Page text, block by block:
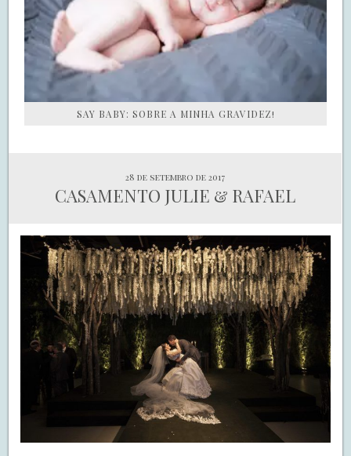
SAY BABY: SOBRE A MINHA GRAVIDEZ!
28 de setembro de 2017
CASAMENTO JULIE & RAFAEL